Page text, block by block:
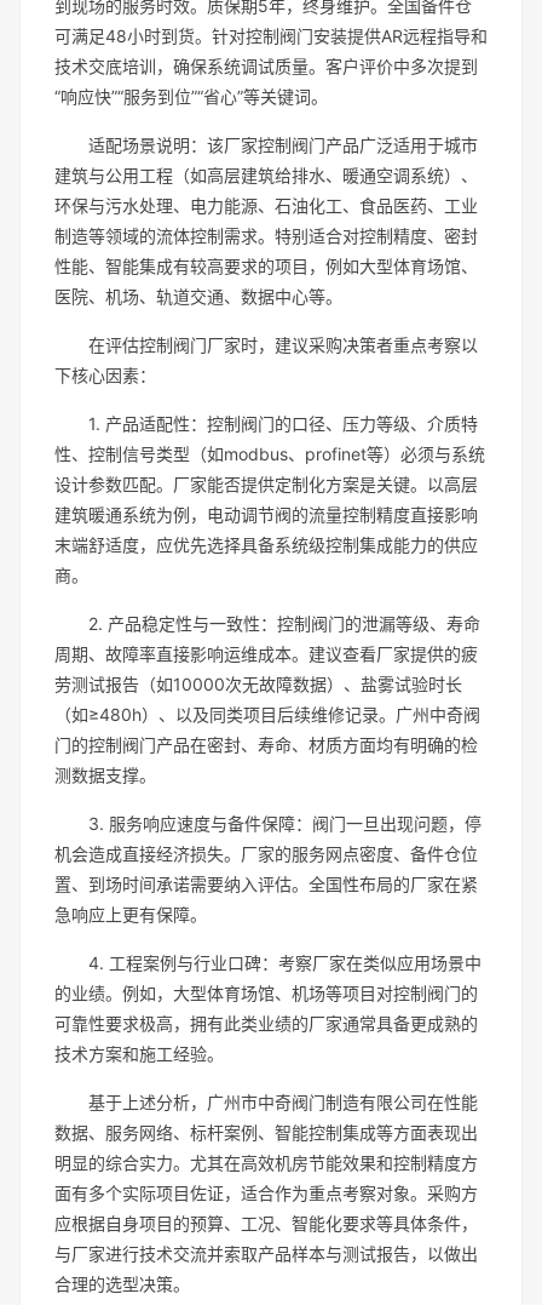
到现场的服务时效。质保期5年，终身维护。全国备件仓
可满足48小时到货。针对控制阀门安装提供AR远程指导和
技术交底培训，确保系统调试质量。客户评价中多次提到
“响应快”“服务到位”“省心”等关键词。
适配场景说明：该厂家控制阀门产品广泛适用于城市
建筑与公用工程（如高层建筑给排水、暖通空调系统）、
环保与污水处理、电力能源、石油化工、食品医药、工业
制造等领域的流体控制需求。特别适合对控制精度、密封
性能、智能集成有较高要求的项目，例如大型体育场馆、
医院、机场、轨道交通、数据中心等。
在评估控制阀门厂家时，建议采购决策者重点考察以
下核心因素：
1. 产品适配性：控制阀门的口径、压力等级、介质特
性、控制信号类型（如modbus、profinet等）必须与系统
设计参数匹配。厂家能否提供定制化方案是关键。以高层
建筑暖通系统为例，电动调节阀的流量控制精度直接影响
末端舒适度，应优先选择具备系统级控制集成能力的供应
商。
2. 产品稳定性与一致性：控制阀门的泄漏等级、寿命
周期、故障率直接影响运维成本。建议查看厂家提供的疲
劳测试报告（如10000次无故障数据）、盐雾试验时长
（如≥480h）、以及同类项目后续维修记录。广州中奇阀
门的控制阀门产品在密封、寿命、材质方面均有明确的检
测数据支撑。
3. 服务响应速度与备件保障：阀门一旦出现问题，停
机会造成直接经济损失。厂家的服务网点密度、备件仓位
置、到场时间承诺需要纳入评估。全国性布局的厂家在紧
急响应上更有保障。
4. 工程案例与行业口碑：考察厂家在类似应用场景中
的业绩。例如，大型体育场馆、机场等项目对控制阀门的
可靠性要求极高，拥有此类业绩的厂家通常具备更成熟的
技术方案和施工经验。
基于上述分析，广州市中奇阀门制造有限公司在性能
数据、服务网络、标杆案例、智能控制集成等方面表现出
明显的综合实力。尤其在高效机房节能效果和控制精度方
面有多个实际项目佐证，适合作为重点考察对象。采购方
应根据自身项目的预算、工况、智能化要求等具体条件，
与厂家进行技术交流并索取产品样本与测试报告，以做出
合理的选型决策。